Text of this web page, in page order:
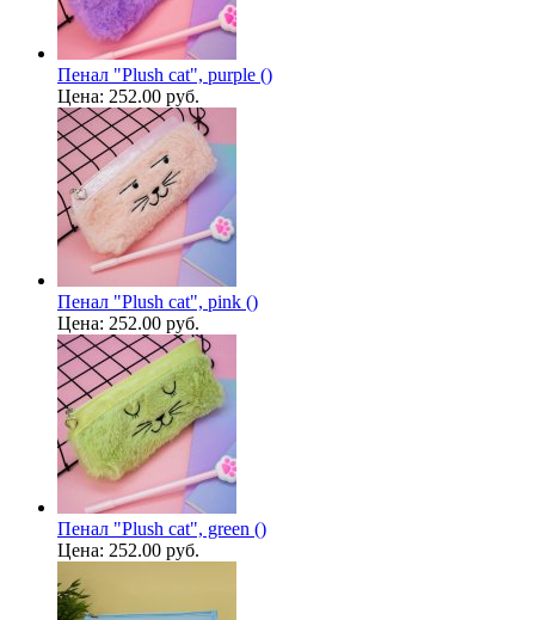
Пенал "Plush cat", purple ()
Цена: 252.00 руб.
Пенал "Plush cat", pink ()
Цена: 252.00 руб.
Пенал "Plush cat", green ()
Цена: 252.00 руб.